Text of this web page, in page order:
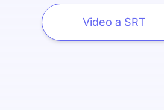
Video a SRT